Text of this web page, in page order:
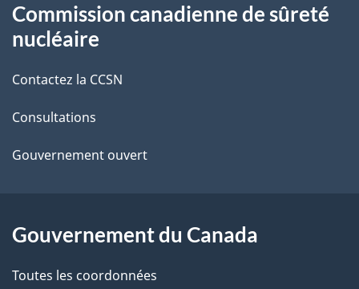
a
i
l
s
d
l
a
propos
ce
site
Commission canadienne de sûreté
nucléaire
Contactez la CCSN
Consultations
Gouvernement ouvert
Gouvernement du Canada
Toutes les coordonnées